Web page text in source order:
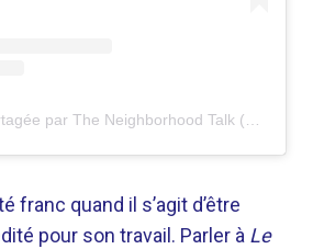
franc quand il s’agit d’être
pour son travail. Parler à Le